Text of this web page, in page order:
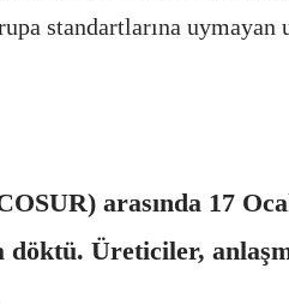
standartlarına
arasında 17
Üreticiler,